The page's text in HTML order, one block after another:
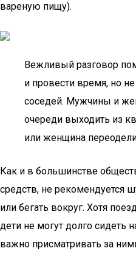
вареную пищу).
Вежливый разговор
и провести время, но
соседей. Мужчины и
очереди выходить из
или женщина
Как и в большинстве
средств, не рекомендуется
или бегать вокруг. Хотя
дети не могут долго сидеть
важно присматривать за